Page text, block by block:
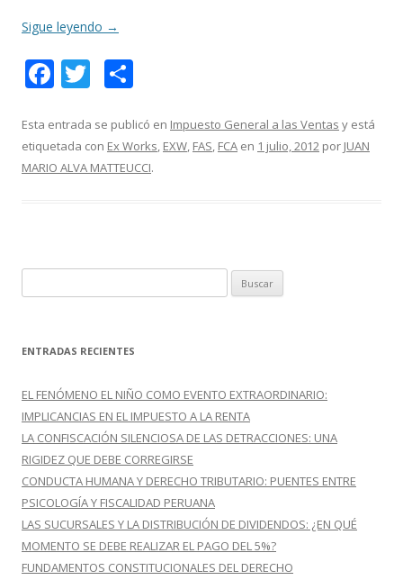
Sigue leyendo →
F
e
b
T
itt
er
m
p
Esta entrada se publicó en Impuesto General a las Ventas y está
etiquetada con Ex Works, EXW, FAS, FCA en 1 julio, 2012 por JUAN
MARIO ALVA MATTEUCCI.
u
c
r
:
ENTRADAS RECIENTES
EL FENÓMENO EL NIÑO COMO EVENTO EXTRAORDINARIO:
IMPLICANCIAS EN EL IMPUESTO A LA RENTA
LA CONFISCACIÓN SILENCIOSA DE LAS DETRACCIONES: UNA
RIGIDEZ QUE DEBE CORREGIRSE
CONDUCTA HUMANA Y DERECHO TRIBUTARIO: PUENTES ENTRE
PSICOLOGÍA Y FISCALIDAD PERUANA
LAS SUCURSALES Y LA DISTRIBUCIÓN DE DIVIDENDOS: ¿EN QUÉ
MOMENTO SE DEBE REALIZAR EL PAGO DEL 5%?
FUNDAMENTOS CONSTITUCIONALES DEL DERECHO